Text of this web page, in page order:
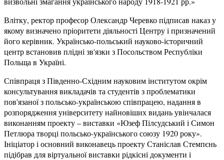
Влітку, ректор професор Олександр Черевко підписав наказ у
якому визначено пріоритети діяльності Центру і призначений
його керівник. Українсько-польський науково-історичний
центр встановив плідні зв'язки з Посольством Республіки
Польща в Україні.
Співпраця з Південно-Східним науковим інститутом окрім
консультування викладачів та студентів з проблематики
пов'язаної з польсько-українською співпрацею, надання в
розпорядження університету найновіших видань увінчалася
виконанням проекту – виставки «Юзеф Пілсудський і Симон
Петлюра творці польсько-українського союзу 1920 року».
Ініціатор і основний виконавець проекту Станіслав Стемпєнь
підібрав для віртуальної виставки рідкісні документи і